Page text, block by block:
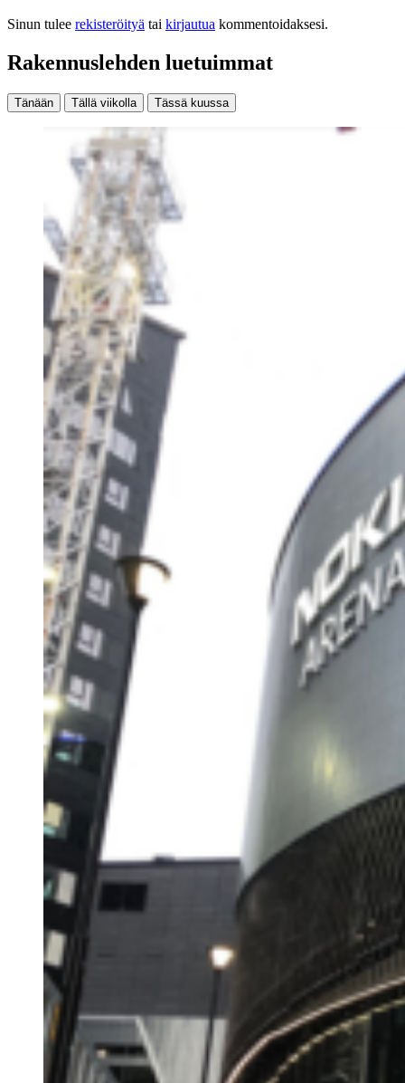
Sinun tulee rekisteröityä tai kirjautua kommentoidaksesi.
Rakennuslehden luetuimmat
Tänään Tällä viikolla Tässä kuussa